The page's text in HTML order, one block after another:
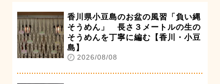
香川県小豆島のお盆の風習「負い縄
そうめん」 長さ３メートルの生の
そうめんを丁寧に編む【香川・小豆
島】
2026/08/08